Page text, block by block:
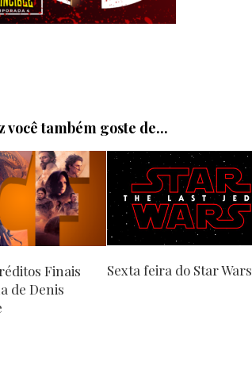
você também goste de...
Finais
de Denis
Sexta feira do Star Wars